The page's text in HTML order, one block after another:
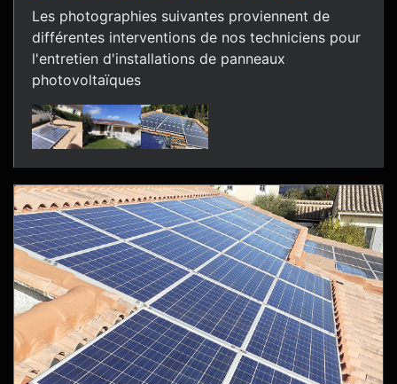
Les photographies suivantes proviennent de
différentes interventions de nos techniciens pour
l'entretien d'installations de panneaux
photovoltaïques